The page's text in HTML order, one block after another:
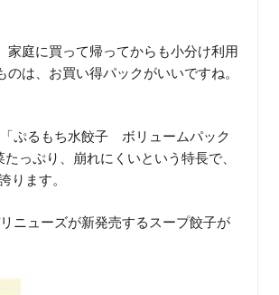
庭に買って帰ってからも小分け利用
は、お買い得パックがいいですね。
ぷるもち水餃子 ボリュームパック
っぷり、崩れにくいという特長で、
ます。
ニューズが新発売するスープ餃子が